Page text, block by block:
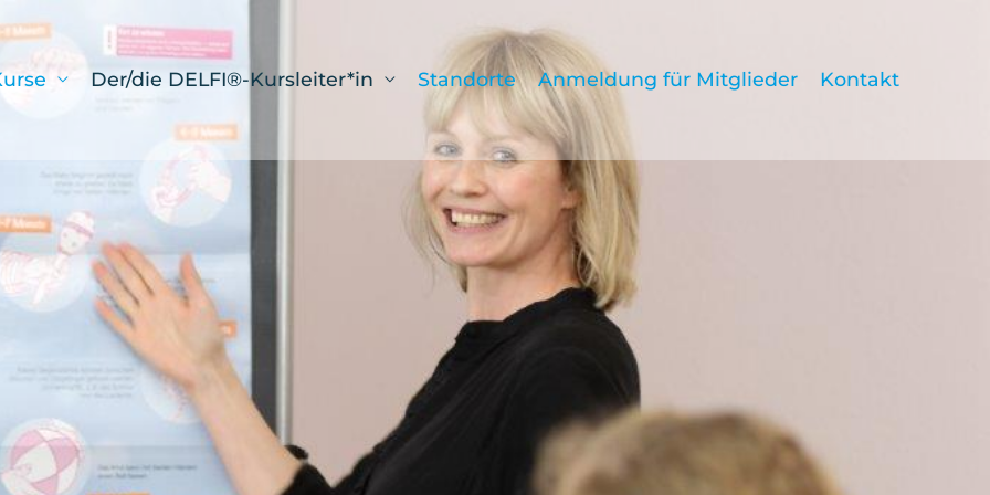
Der/die DELFI®-Kursleiter*in Standorte Anmeldung für Mitglieder Kontakt